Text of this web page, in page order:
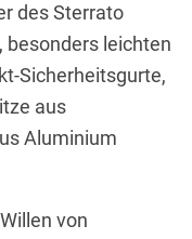
des Sterrato
besonders leichten
Sicherheitsgurte,
aus
Aluminium
von